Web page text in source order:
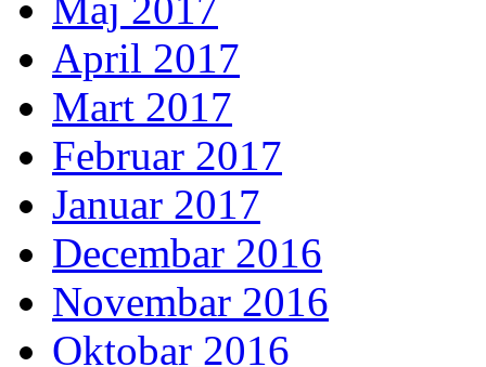
Maj 2017
April 2017
Mart 2017
Februar 2017
Januar 2017
Decembar 2016
Novembar 2016
Oktobar 2016